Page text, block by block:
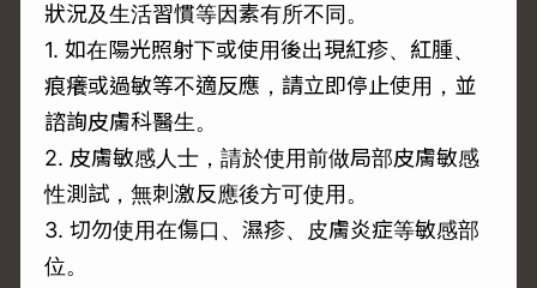
狀況及生活習慣等因素有所不同。
1. 如在陽光照射下或使用後出現紅疹、紅腫、
痕癢或過敏等不適反應，請立即停止使用，並
諮詢皮膚科醫生。
2. 皮膚敏感人士，請於使用前做局部皮膚敏感
性測試，無刺激反應後方可使用。
3. 切勿使用在傷口、濕疹、皮膚炎症等敏感部
位。